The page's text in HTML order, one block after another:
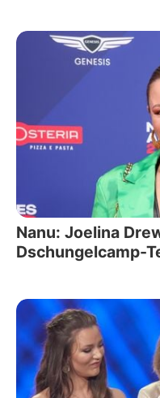
Nanu: Joelina
Dschungelcamp-